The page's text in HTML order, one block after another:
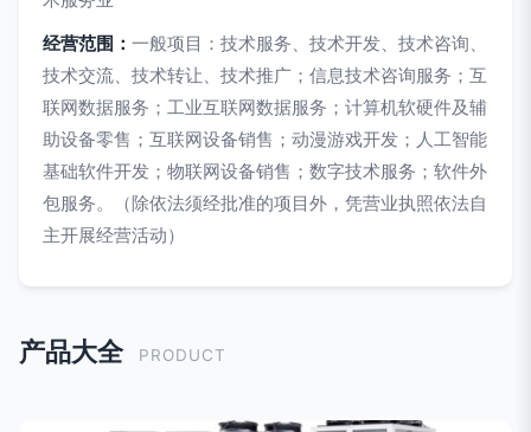
经营范围： 一般项目：技术服务、技术开发、技术咨询、
技术交流、技术转让、技术推广；信息技术咨询服务；互
联网数据服务；工业互联网数据服务；计算机软硬件及辅
助设备零售；互联网设备销售；动漫游戏开发；人工智能
基础软件开发；物联网设备销售；数字技术服务；软件外
包服务。（除依法须经批准的项目外，凭营业执照依法自
主开展经营活动）
产品大全 PRODUCT